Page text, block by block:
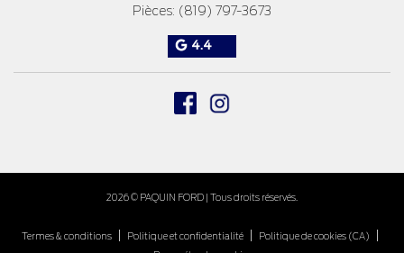
Pièces: (819) 797-3673
4.4
2026 © PAQUIN FORD | Tous droits réservés.
Termes & conditions Politique et confidentialité Politique de cookies (CA)